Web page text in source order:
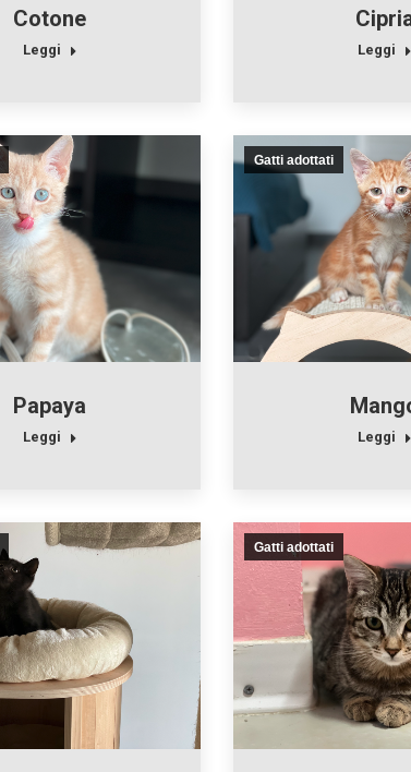
Cotone
Leggi Leggi
Papaya
Leggi
Gatti adottati
Leggi
Gatti adottati